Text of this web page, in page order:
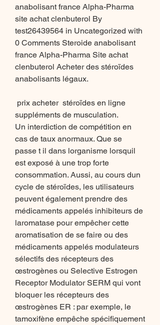
anabolisant france Alpha-Pharma
site achat clenbuterol By
test26439564 in Uncategorized with
0 Comments Steroide anabolisant
france Alpha-Pharma Site achat
clenbuterol Acheter des stéroïdes
anabolisants légaux.
suppléments de musculation.
Un interdiction de compétition en
cas de taux anormaux. Que se
passe t il dans lorganisme lorsquil
est exposé à une trop forte
consommation. Aussi, au cours dun
cycle de stéroïdes, les utilisateurs
peuvent également prendre des
médicaments appelés inhibiteurs de
laromatase pour empêcher cette
aromatisation de se faire ou des
médicaments appelés modulateurs
sélectifs des récepteurs des
œstrogènes ou Selective Estrogen
Receptor Modulator SERM qui vont
bloquer les récepteurs des
œstrogènes ER : par exemple, le
tamoxifène empêche spécifiquement